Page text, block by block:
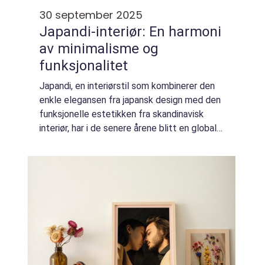
30 september 2025
Japandi-interiør: En harmoni
av minimalisme og
funksjonalitet
Japandi, en interiørstil som kombinerer den
enkle elegansen fra japansk design med den
funksjonelle estetikken fra skandinavisk
interiør, har i de senere årene blitt en global
...